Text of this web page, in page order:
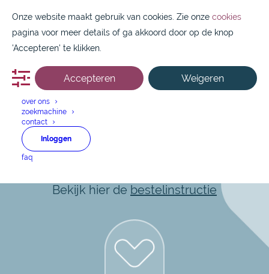
088 1800 550
over ons
zoekmachine
contact
Inloggen
faq
Bekijk hier de bestelinstructie
Onze website maakt gebruik van cookies. Zie onze cookies
pagina voor meer details of ga akkoord door op de knop
'Accepteren' te klikken.
Accepteren Weigeren